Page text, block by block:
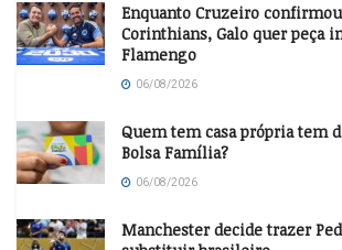
Enquanto Cruzeiro
Corinthians, Galo quer peça
Flamengo
06/08/2026
Quem tem casa própria tem
Bolsa Família?
06/08/2026
Manchester decide trazer